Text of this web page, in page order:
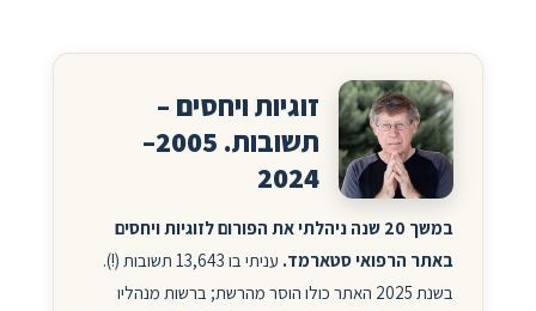
זוגיות ויחסים –
תשובות. 2005–
2024
במשך 20 שנה ניהלתי את הפורום לזוגיות ויחסים
באתר הרפואי סטארמד.
עניתי בו 13,643 תשובות (!).
בשנת 2025 האתר כולו הוסר מהרשת; ברשות מנהליו